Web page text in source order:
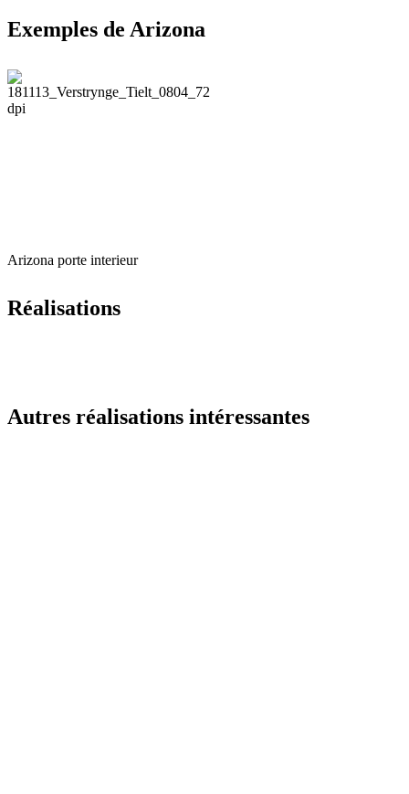
Exemples de Arizona
Arizona porte interieur
Réalisations
Autres réalisations intéressantes